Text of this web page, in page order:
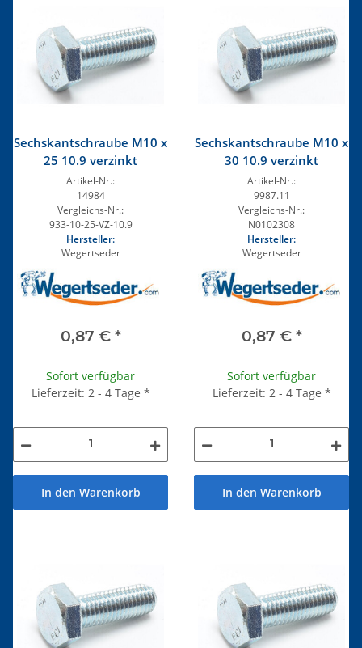
Sechskantschraube M10 x
25 10.9 verzinkt
Artikel-Nr.:
14984
Vergleichs-Nr.:
933-10-25-VZ-10.9
Hersteller:
Wegertseder
0,87 € *
Sofort verfügbar
Lieferzeit: 2 - 4 Tage *
In den Warenkorb
Sechskantschraube M10 x
30 10.9 verzinkt
Artikel-Nr.:
9987.11
Vergleichs-Nr.:
N0102308
Hersteller:
Wegertseder
0,87 € *
Sofort verfügbar
Lieferzeit: 2 - 4 Tage *
In den Warenkorb